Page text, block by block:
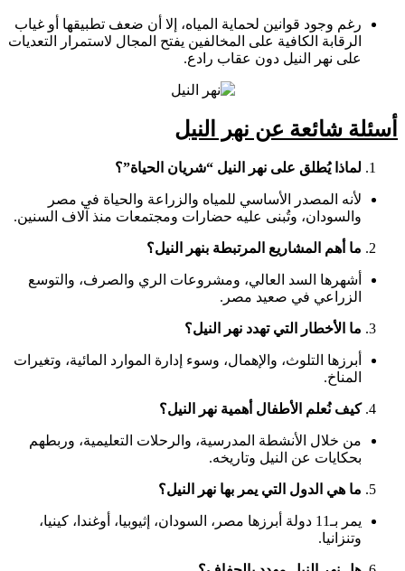
رغم وجود قوانين لحماية المياه، إلا أن ضعف تطبيقها أو غياب
الرقابة الكافية على المخالفين يفتح المجال لاستمرار التعديات
على نهر النيل دون عقاب رادع.
أسئلة شائعة عن نهر النيل
لماذا يُطلق على نهر النيل “شريان الحياة”؟
لأنه المصدر الأساسي للمياه والزراعة والحياة في مصر
والسودان، وتُبنى عليه حضارات ومجتمعات منذ آلاف السنين.
ما أهم المشاريع المرتبطة بنهر النيل؟
أشهرها السد العالي، ومشروعات الري والصرف، والتوسع
الزراعي في صعيد مصر.
ما الأخطار التي تهدد نهر النيل؟
أبرزها التلوث، والإهمال، وسوء إدارة الموارد المائية، وتغيرات
المناخ.
كيف نُعلم الأطفال أهمية نهر النيل؟
من خلال الأنشطة المدرسية، والرحلات التعليمية، وربطهم
بحكايات عن النيل وتاريخه.
ما هي الدول التي يمر بها نهر النيل؟
يمر بـ11 دولة أبرزها مصر، السودان، إثيوبيا، أوغندا، كينيا،
وتنزانيا.